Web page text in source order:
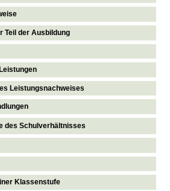
Teil der Ausbildung
Leistungsnachweises
des Schulverhältnisses
Klassenstufe